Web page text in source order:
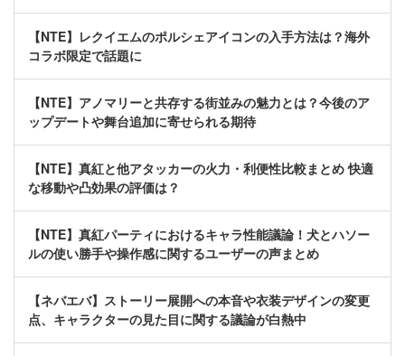
【NTE】レクイエムのポルシェアイコンの入手方法は？海外
コラボ限定で話題に
【NTE】アノマリーと共存する街並みの魅力とは？今後のア
ップデートや舞台追加に寄せられる期待
【NTE】真紅と他アタッカーの火力・利便性比較まとめ 快適
な移動や凸効果の評価は？
【NTE】真紅パーティにおけるキャラ性能議論！犬とハソー
ルの使い勝手や操作感に関するユーザーの声まとめ
【ネバエバ】ストーリー展開への本音や衣装デザインの変更
点、キャラクターの見た目に関する議論が白熱中